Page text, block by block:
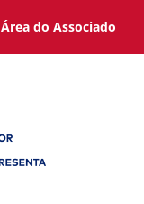
Área do Associado